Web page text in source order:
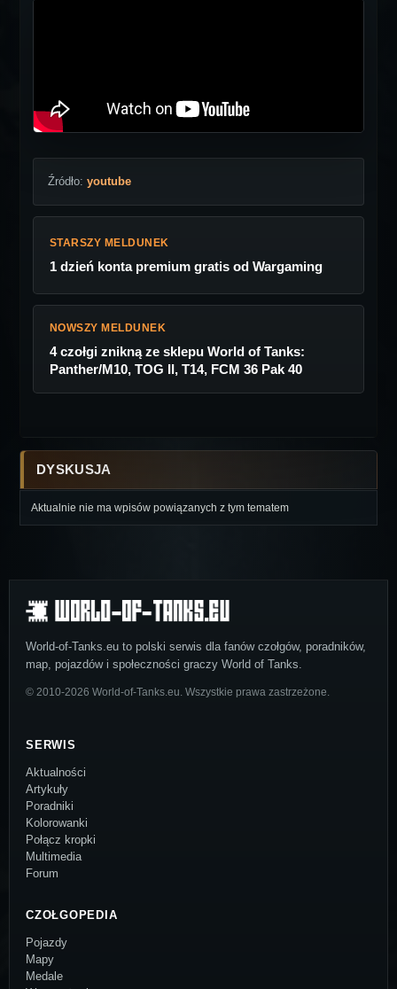
Źródło: youtube
STARSZY MELDUNEK
1 dzień konta premium gratis od Wargaming
NOWSZY MELDUNEK
4 czołgi znikną ze sklepu World of Tanks:
Panther/M10, TOG II, T14, FCM 36 Pak 40
DYSKUSJA
Aktualnie nie ma wpisów powiązanych z tym tematem
World-of-Tanks.eu to polski serwis dla fanów czołgów, poradników,
map, pojazdów i społeczności graczy World of Tanks.
© 2010-2026 World-of-Tanks.eu. Wszystkie prawa zastrzeżone.
SERWIS
Aktualności
Artykuły
Poradniki
Kolorowanki
Połącz kropki
Multimedia
Forum
CZOŁGOPEDIA
Pojazdy
Mapy
Medale